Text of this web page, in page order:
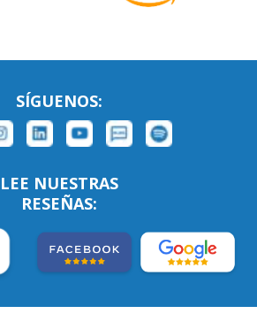
SÍGUENOS:
LEE NUESTRAS
RESEÑAS: